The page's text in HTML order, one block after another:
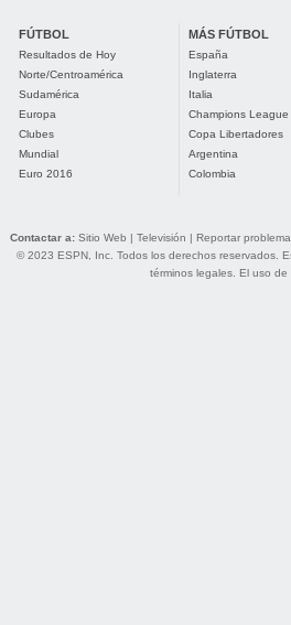
FÚTBOL
Resultados de Hoy
Norte/Centroamérica
Sudamérica
Europa
Clubes
Mundial
Euro 2016
MÁS FÚTBOL
España
Inglaterra
Italia
Champions League
Copa Libertadores
Argentina
Colombia
Contactar a: Sitio Web | Televisión | Reportar problema
© 2023 ESPN, Inc. Todos los derechos reservados.
términos legales. El uso de